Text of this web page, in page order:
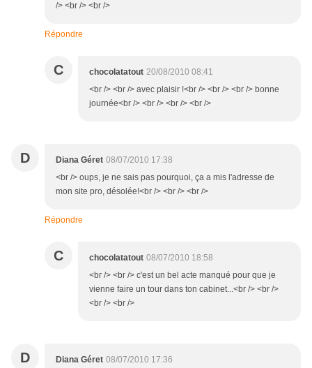
/> <br /> <br />
Répondre
C chocolatatout 20/08/2010 08:41
<br /> <br /> avec plaisir !<br /> <br /> <br /> bonne
journée<br /> <br /> <br /> <br />
D Diana Géret 08/07/2010 17:38
<br /> oups, je ne sais pas pourquoi, ça a mis l'adresse de
mon site pro, désolée!<br /> <br /> <br />
Répondre
C chocolatatout 08/07/2010 18:58
<br /> <br /> c'est un bel acte manqué pour que je
vienne faire un tour dans ton cabinet...<br /> <br />
<br /> <br />
D Diana Géret 08/07/2010 17:36